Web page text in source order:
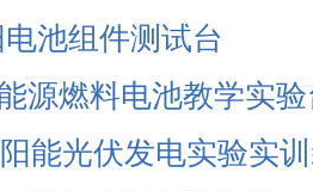
池组件测试台
源燃料电池教学实
能光伏发电实验实